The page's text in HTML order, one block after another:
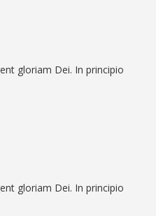
gloriam Dei. In principio
gloriam Dei. In principio